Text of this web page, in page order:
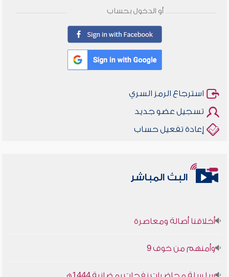
أو الدخول بحساب
استرجاع الرمز السري
تسجيل عضو جديد
إعادة تفعيل حساب
البث المباشر
أخلاقنا أصالة ومعاصرة
وأمنهم من خوف 9
سلسلة محاضرات نفحات رمضانية 1444هـ